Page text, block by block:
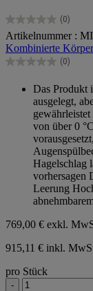
(0)
0.0
von
5
Sternen.
Artikelnummer :
Kombinierte
(0)
0.0
Sternen.
Das Produkt
ausgelegt,
von über 0
Hagelschlag
vorhersagen
Leerung
769,00 € exkl.
915,11 € inkl.
pro Stück
-